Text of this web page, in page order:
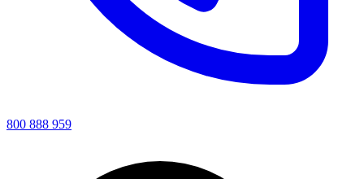
800 888 959